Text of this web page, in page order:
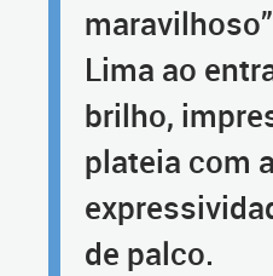
Lima ao
brilho,
plateia com
de palco.